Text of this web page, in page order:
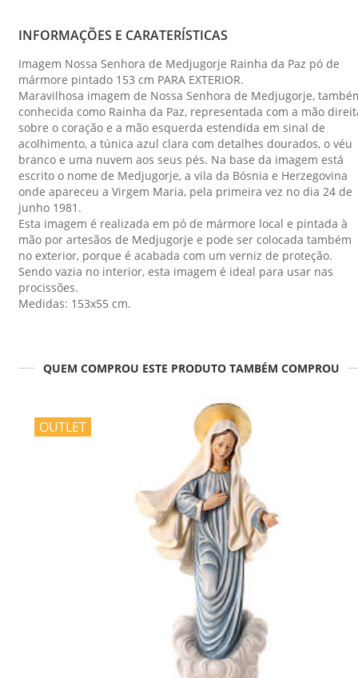
INFORMAÇÕES E CARATERÍSTICAS
Imagem Nossa Senhora de Medjugorje Rainha da Paz pó de
mármore pintado 153 cm PARA EXTERIOR.
Maravilhosa imagem de Nossa Senhora de Medjugorje,
conhecida como Rainha da Paz, representada com a mão
sobre o coração e a mão esquerda estendida em sinal de
acolhimento, a túnica azul clara com detalhes dourados, o véu
branco e uma nuvem aos seus pés. Na base da imagem está
escrito o nome de Medjugorje, a vila da Bósnia e Herzegovina
onde apareceu a Virgem Maria, pela primeira vez no dia 24 de
junho 1981.
Esta imagem é realizada em pó de mármore local e pintada à
mão por artesãos de Medjugorje e pode ser colocada também
no exterior, porque é acabada com um verniz de proteção.
Sendo vazia no interior, esta imagem é ideal para usar nas
procissões.
Medidas: 153x55 cm.
QUEM COMPROU ESTE PRODUTO TAMBÉM COMPROU
OUTLET